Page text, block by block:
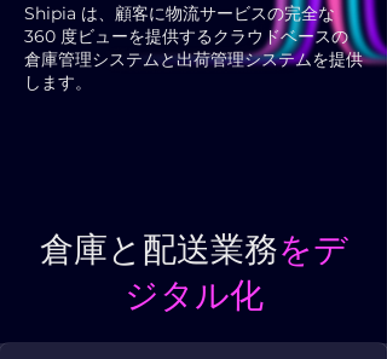
Shipia は、顧客に物流サービスの完全な
360 度ビューを提供するクラウドベースの
倉庫管理システムと出荷管理システムを提供
します。
倉庫と配送業務をデ
ジタル化